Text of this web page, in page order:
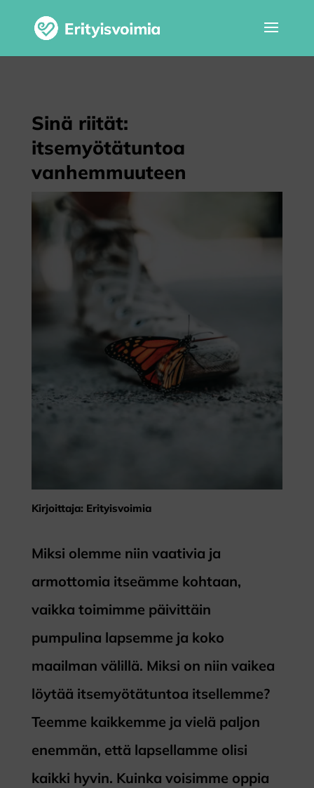
Sinä riität:
itsemyötätuntoa
vanhemmuuteen
Kirjoittaja: Erityisvoimia
Miksi olemme niin vaativia ja
armottomia itseämme kohtaan,
vaikka toimimme päivittäin
pumpulina lapsemme ja koko
maailman välillä. Miksi on niin vaikea
löytää itsemyötätuntoa itsellemme?
Teemme kaikkemme ja vielä paljon
enemmän, että lapsellamme olisi
kaikki hyvin. Kuinka voisimme oppia